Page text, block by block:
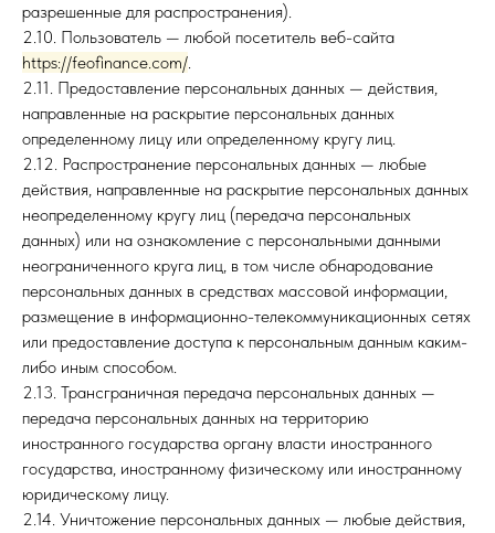
разрешенные для распространения).
2.10. Пользователь — любой посетитель веб-сайта
https://feofinance.com/.
2.11. Предоставление персональных данных — действия,
направленные на раскрытие персональных данных
определенному лицу или определенному кругу лиц.
2.12. Распространение персональных данных — любые
действия, направленные на раскрытие персональных данных
неопределенному кругу лиц (передача персональных
данных) или на ознакомление с персональными данными
неограниченного круга лиц, в том числе обнародование
персональных данных в средствах массовой информации,
размещение в информационно-телекоммуникационных сетях
или предоставление доступа к персональным данным каким-
либо иным способом.
2.13. Трансграничная передача персональных данных —
передача персональных данных на территорию
иностранного государства органу власти иностранного
государства, иностранному физическому или иностранному
юридическому лицу.
2.14. Уничтожение персональных данных — любые действия,